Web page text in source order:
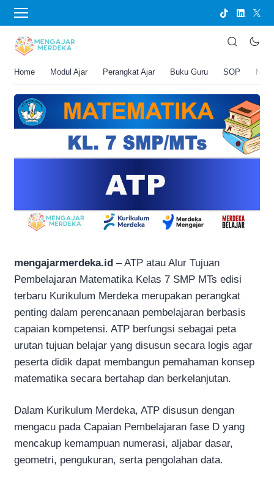
Home Modul Ajar Perangkat Ajar Buku Guru SOP
BERANDA
ATP Matematika Kelas 7 SMP/MTs
1 Februari 2026 9:52 am
. 2 menit membaca
mengajarmerdeka.id – ATP atau Alur Tujuan
Pembelajaran Matematika Kelas 7 SMP MTs edisi
terbaru Kurikulum Merdeka merupakan perangkat
penting dalam perencanaan pembelajaran berbasis
capaian kompetensi. ATP berfungsi sebagai peta
urutan tujuan belajar yang disusun secara logis agar
peserta didik dapat membangun pemahaman konsep
matematika secara bertahap dan berkelanjutan.
Dalam Kurikulum Merdeka, ATP disusun dengan
mengacu pada Capaian Pembelajaran fase D yang
mencakup kemampuan numerasi, aljabar dasar,
geometri, pengukuran, serta pengolahan data.